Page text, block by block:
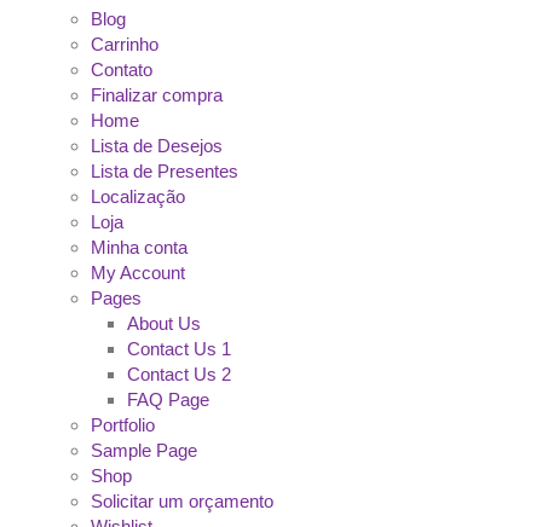
Blog
Carrinho
Contato
Finalizar compra
Home
Lista de Desejos
Lista de Presentes
Localização
Loja
Minha conta
My Account
Pages
About Us
Contact Us 1
Contact Us 2
FAQ Page
Portfolio
Sample Page
Shop
Solicitar um orçamento